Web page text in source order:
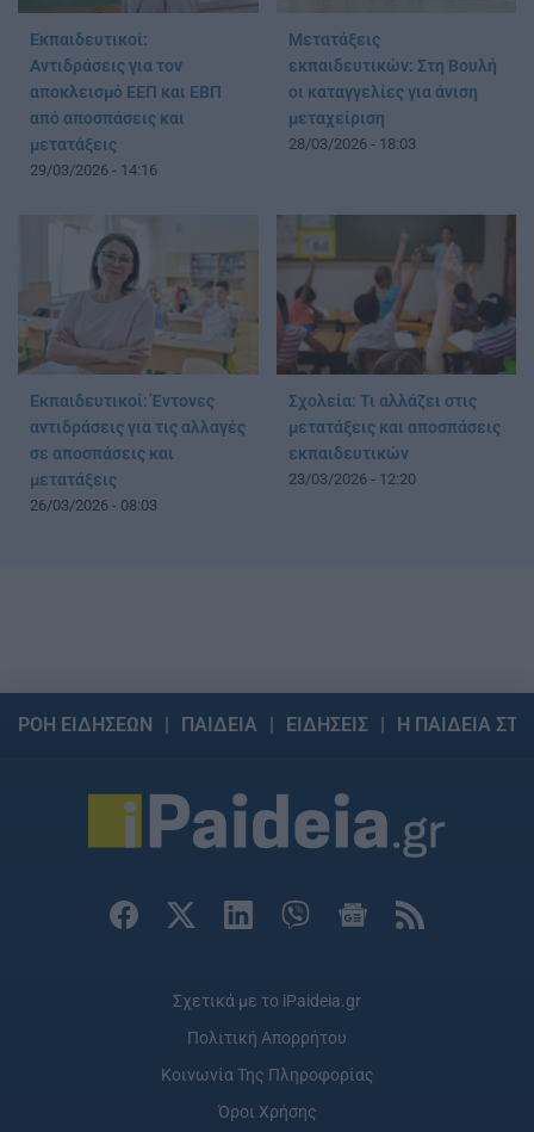
Εκπαιδευτικοί:
Αντιδράσεις για τον
αποκλεισμό ΕΕΠ και ΕΒΠ
από αποσπάσεις και
μετατάξεις
29/03/2026 - 14:16
Μετατάξεις
εκπαιδευτικών: Στη Βουλή
οι καταγγελίες για άνιση
μεταχείριση
28/03/2026 - 18:03
Εκπαιδευτικοί: Έντονες
αντιδράσεις για τις αλλαγές
σε αποσπάσεις και
μετατάξεις
26/03/2026 - 08:03
Σχολεία: Τι αλλάζει στις
μετατάξεις και αποσπάσεις
εκπαιδευτικών
23/03/2026 - 12:20
ΡΟΗ ΕΙΔΗΣΕΩΝ ΠΑΙΔΕΙΑ ΕΙΔΗΣΕΙΣ Η ΠΑΙΔΕΙΑ
Σχετικά με το iPaideia.gr
Πολιτική Απορρήτου
Κοινωνία Της Πληροφορίας
Όροι Χρήσης